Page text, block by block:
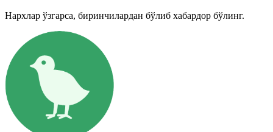
Нархлар ўзгарса, биринчилардан бўлиб хабардор бўлинг.